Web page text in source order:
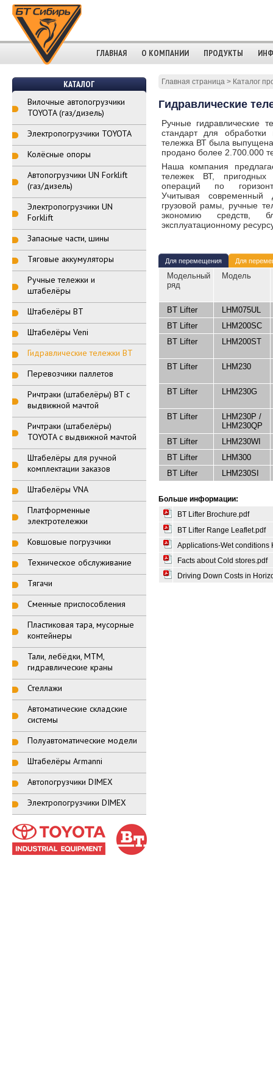
ГЛАВНАЯ О КОМПАНИИ ПРОДУКТЫ
КАТАЛОГ
Вилочные автопогрузчики
TOYOTA (газ/дизель)
Электропогрузчики TOYOTA
Колёсные опоры
Автопогрузчики UN Forklift
(газ/дизель)
Электропогрузчики UN
Forklift
Запасные части, шины
Тяговые аккумуляторы
Ручные тележки и
штабелёры
Штабелёры BT
Штабелёры Veni
Гидравлические тележки BT
Перевозчики паллетов
Ричтраки (штабелёры) BT с
выдвижной мачтой
Ричтраки (штабелёры)
TOYOTA с выдвижной мачтой
Штабелёры для ручной
комплектации заказов
Штабелёры VNA
Платформенные
электротележки
Ковшовые погрузчики
Техническое обслуживание
Тягачи
Сменные приспособления
Пластиковая тара, мусорные
контейнеры
Тали, лебёдки, МТМ,
гидравлические краны
Стеллажи
Автоматические складские
системы
Полуавтоматические модели
Штабелёры Armanni
Автопогрузчики DIMEX
Электропогрузчики DIMEX
Главная страница> Каталог
Гидравлические
Ручные гидравлические
стандарт для обработки
тележка ВТ была
продано более 2.700.000
Наша компания
тележек ВТ, пригодных
операций по
Учитывая современный
грузовой рамы, ручные
экономию средств,
эксплуатационному
Для перемещения Для
Модельный
ряд
Модель
BT Lifter
LHM075UL
BT Lifter
LHM200SC
BT Lifter
LHM200ST
BT Lifter LHM230
BT Lifter LHM230G
BT Lifter
LHM230P /
LHM230QP
BT Lifter
LHM230WI
BT Lifter
LHM300
BT Lifter
LHM230SI
Больше информации:
BT Lifter Brochure.pdf
BT Lifter Range Leaflet.pdf
Applications-Wet conditions
Facts about Cold stores.pdf
Driving Down Costs in